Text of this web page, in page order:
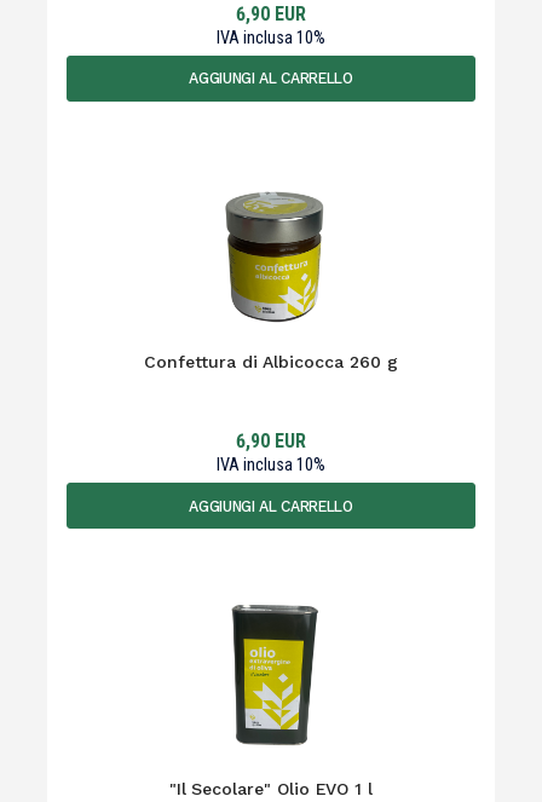
6,90 EUR
IVA inclusa10%
AGGIUNGI AL CARRELLO
Confettura di Albicocca 260 g
6,90 EUR
IVA inclusa10%
AGGIUNGI AL CARRELLO
"Il Secolare" Olio EVO 1 l